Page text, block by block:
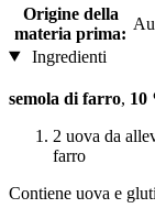
Origine della
materia prima:
Ingredienti
semola di farro, 10
2 uova da
farro
Contiene uova e